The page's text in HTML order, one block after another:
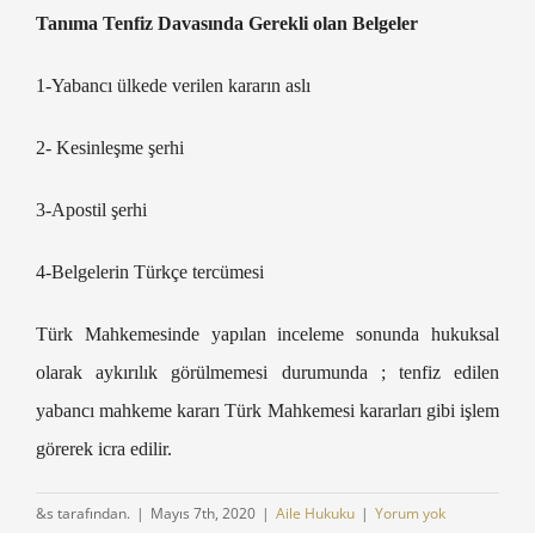
Tanıma Tenfiz Davasında Gerekli olan Belgeler
1-Yabancı ülkede verilen kararın aslı
2- Kesinleşme şerhi
3-Apostil şerhi
4-Belgelerin Türkçe tercümesi
Türk Mahkemesinde yapılan inceleme sonunda hukuksal
olarak aykırılık görülmemesi durumunda ; tenfiz edilen
yabancı mahkeme kararı Türk Mahkemesi kararları gibi işlem
görerek icra edilir.
&s tarafından. | Mayıs 7th, 2020 | Aile Hukuku | Yorum yok